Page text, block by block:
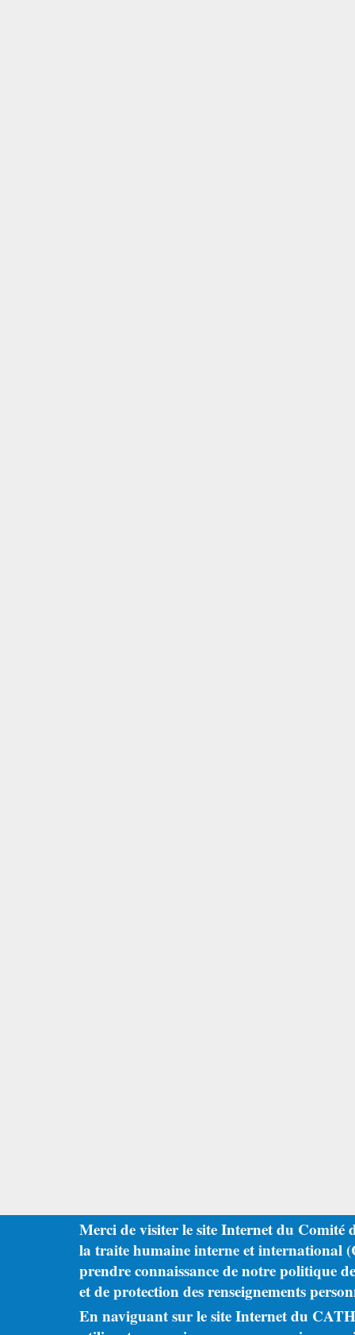
Merci de visiter le site Internet du Comité
la traite humaine interne et international
prendre connaissance de notre politique
et de protection des renseignements
En naviguant sur le site Internet du